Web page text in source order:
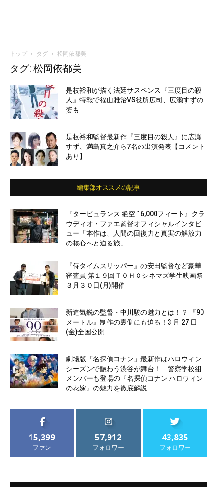
トップ タグ 松岡依都美
タグ: 松岡依都美
是枝裕和が描く法廷サスペンス『三度目の殺
人』特報で福山雅治VS役所広司、広瀬すずの
姿も
是枝裕和監督最新作『三度目の殺人』に広瀬
すず、満島真之介ら7名の出演発表【コメント
あり】
編集部オススメの記事
『タービュランス 絶空 16,000フィート』クラ
ウディオ・ファエ監督オフィシャルインタビ
ュー「本作は、人間の回復力と真実の解放力
の核心へと迫る旅」
『侍タイムスリッパー』の安田監督など豪華
審査員 第１９回ＴＯＨＯシネマズ学生映画祭
３月３０日(月)開催
新進気鋭の監督・中川駿の魅力とは！？ 『90
メートル』制作の裏側にも迫る！3 月 27 日
(金)全国公開
劇場版「名探偵コナン」最新作はハロウィン
シーズンで賑わう渋谷が舞台！ 警察学校組
メンバーも登場の『名探偵コナン ハロウィン
の花嫁』の魅力を徹底解説
15,399
ファン
57,912
フォロワー
43,835
フォロワー